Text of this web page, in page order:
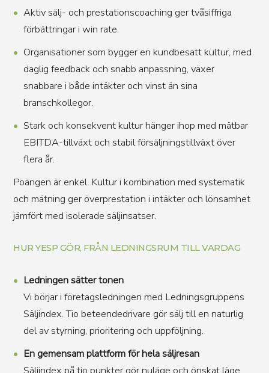
Aktiv sälj- och prestationscoaching ger tvåsiffriga
förbättringar i win rate.
Organisationer som bygger en kundbesatt kultur, med
daglig feedback och snabb anpassning, växer
snabbare i både intäkter och vinst än sina
branschkollegor.
Stark och konsekvent kultur hänger ihop med mätbar
EBITDA-tillväxt och stabil försäljningstillväxt över
flera år.
Poängen är enkel. Kultur i kombination med systematik
och mätning ger överprestation i intäkter och lönsamhet
jämfört med isolerade säljinsatser.
HUR YESP GÖR, FRÅN LEDNINGSRUM TILL VARDAG
Ledningen sätter tonen
Vi börjar i företagsledningen med Ledningsgruppens
Säljindex. Tio beteendedrivare gör sälj till en naturlig
del av styrning, prioritering och uppföljning.
En gemensam plattform för hela säljresan